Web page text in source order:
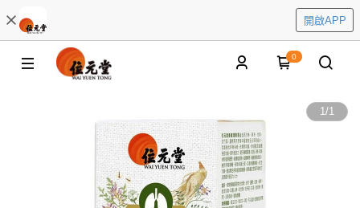
開啟APP
0
1/1